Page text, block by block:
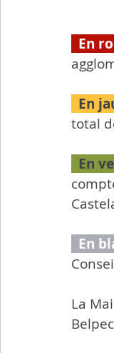
En
En
total
En
En
La